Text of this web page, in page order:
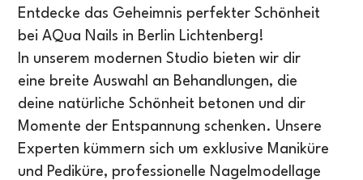
Entdecke das Geheimnis perfekter Schönheit
bei AQua Nails in Berlin Lichtenberg!
In unserem modernen Studio bieten wir dir
eine breite Auswahl an Behandlungen, die
deine natürliche Schönheit betonen und dir
Momente der Entspannung schenken. Unsere
Experten kümmern sich um exklusive Maniküre
und Pediküre, professionelle Nagelmodellage